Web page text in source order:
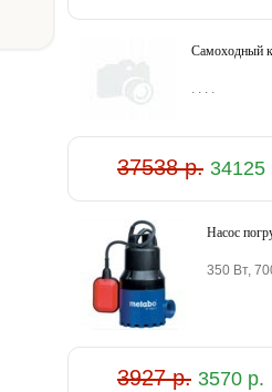
Caмoxoдный
. . . .
37538 р. 34125
Hacoc
350 Bт,
3927 р. 3570 р.